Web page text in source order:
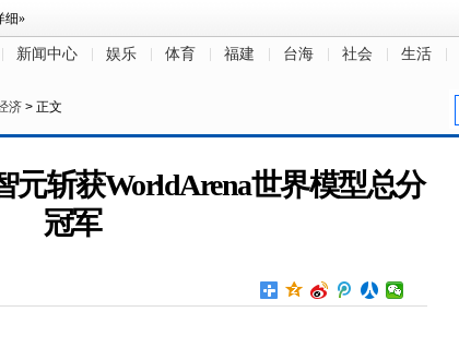
新闻中心 娱乐 体育 福建 台海 社会 生活
济 > 正文
元斩获WorldArena世界模型总分
冠军